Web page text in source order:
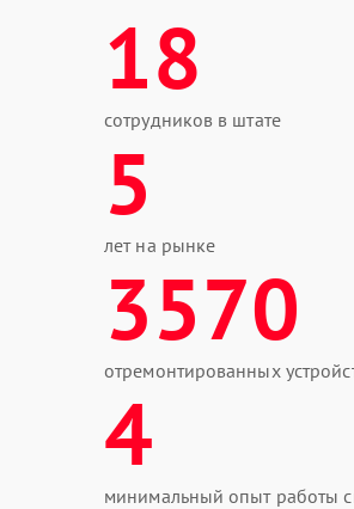
18
сотрудников в штате
5
лет на рынке
3570
отремонтированных
4
минимальный опыт работы